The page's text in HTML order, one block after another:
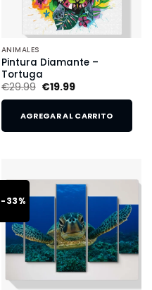
ANIMALES
Pintura Diamante –
Tortuga
€29.99 €19.99
AGREGAR AL CARRITO
-33%